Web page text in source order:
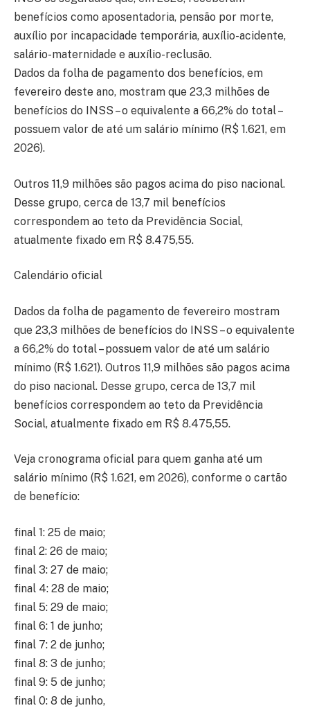
benefícios como aposentadoria, pensão por morte,
auxílio por incapacidade temporária, auxílio-acidente,
salário-maternidade e auxílio-reclusão.
Dados da folha de pagamento dos benefícios, em
fevereiro deste ano, mostram que 23,3 milhões de
benefícios do INSS – o equivalente a 66,2% do total –
possuem valor de até um salário mínimo (R$ 1.621, em
2026).
Outros 11,9 milhões são pagos acima do piso nacional.
Desse grupo, cerca de 13,7 mil benefícios
correspondem ao teto da Previdência Social,
atualmente fixado em R$ 8.475,55.
Calendário oficial
Dados da folha de pagamento de fevereiro mostram
que 23,3 milhões de benefícios do INSS – o equivalente
a 66,2% do total – possuem valor de até um salário
mínimo (R$ 1.621). Outros 11,9 milhões são pagos acima
do piso nacional. Desse grupo, cerca de 13,7 mil
benefícios correspondem ao teto da Previdência
Social, atualmente fixado em R$ 8.475,55.
Veja cronograma oficial para quem ganha até um
salário mínimo (R$ 1.621, em 2026), conforme o cartão
de benefício:
final 1: 25 de maio;
final 2: 26 de maio;
final 3: 27 de maio;
final 4: 28 de maio;
final 5: 29 de maio;
final 6: 1 de junho;
final 7: 2 de junho;
final 8: 3 de junho;
final 9: 5 de junho;
final 0: 8 de junho,